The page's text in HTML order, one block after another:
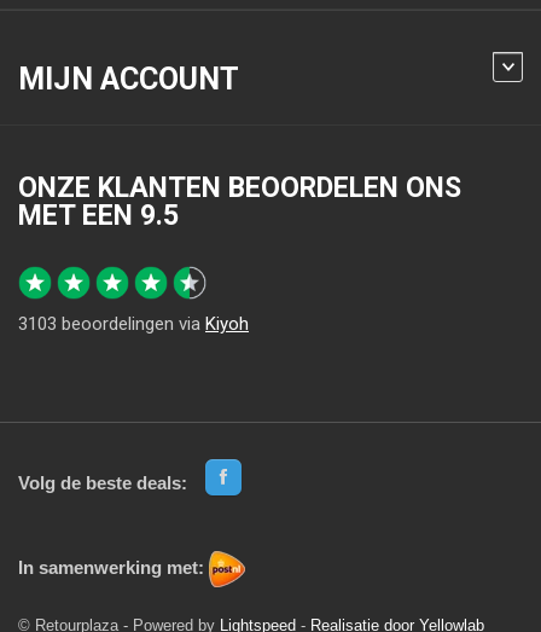
MIJN ACCOUNT
ONZE KLANTEN BEOORDELEN ONS
MET EEN 9.5
3103 beoordelingen via Kiyoh
Volg de beste deals:
In samenwerking met:
© Retourplaza - Powered by Lightspeed - Realisatie door Yellowlab